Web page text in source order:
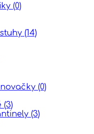
(0)
(14)
(0)
(3)
(3)